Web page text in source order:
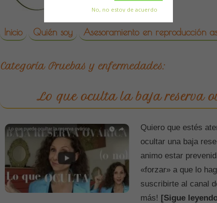
No, no estoy de acuerdo
reproduccion asistida
Skip to content
Inicio Quién soy Asesoramiento en reproducción
Categoría Pruebas y enfermedades:
Lo que oculta la baja reserva
Quiero que estés
ocultar una baja
animo estar
«forzar» a que lo
suscribirte al canal
más! [Sigue